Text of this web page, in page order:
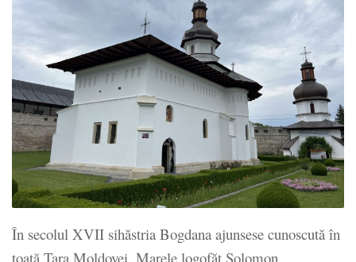
În secolul XVII sihăstria Bogdana ajunsese cunoscută în
toată Țara Moldovei. Marele logofăt Solomon